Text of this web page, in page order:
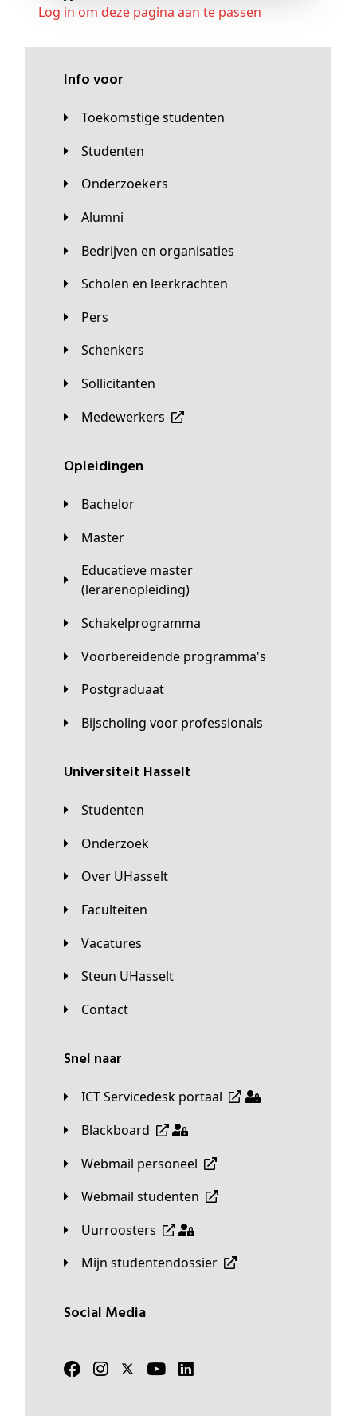
Log in om deze pagina aan te passen
Info voor
Toekomstige studenten
Studenten
Onderzoekers
Alumni
Bedrijven en organisaties
Scholen en leerkrachten
Pers
Schenkers
Sollicitanten
Medewerkers
Opleidingen
Bachelor
Master
Educatieve master
(lerarenopleiding)
Schakelprogramma
Voorbereidende programma's
Postgraduaat
Bijscholing voor professionals
universiteit Hasselt
Studenten
Onderzoek
Over UHasselt
Faculteiten
Vacatures
Steun UHasselt
Contact
Snel naar
ICT Servicedesk portaal
Blackboard
Webmail personeel
Webmail studenten
Uurroosters
Mijn studentendossier
Social Media